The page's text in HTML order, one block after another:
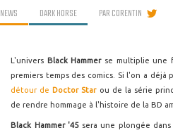
NEWS DARK HORSE PARCORENTIN
L'univers Black Hammerse multiplie une
premiers temps des comics. Si l'on a
détour deDoctor Star ou de la série
de rendre hommage à l'histoire de la BD
Black Hammer '45sera une plongée